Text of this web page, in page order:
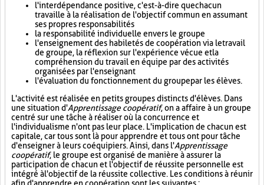
l'interdépendance positive, c'est-à-dire que chacun
travaille à la réalisation de l'objectif commun en assumant
ses propres responsabilités
la responsabilité individuelle envers le groupe
l'enseignement des habiletés de coopération via le travail
de groupe, la réflexion sur l'expérience vécue et la
compréhension du travail en équipe par des activités
organisées par l'enseignant
l'évaluation du fonctionnement du groupe par les élèves.
L'activité est réalisée en petits groupes distincts d'élèves. Dans
une situation d'Apprentissage coopératif, on a affaire à un groupe
centré sur une tâche à réaliser où la concurrence et
l'individualisme n'ont pas leur place. L'implication de chacun est
capitale, car tous sont là pour apprendre et tous ont pour tâche
d'enseigner à leurs coéquipiers. Ainsi, dans l'Apprentissage
coopératif, le groupe est organisé de manière à assurer la
participation de chacun et l'objectif de réussite personnelle est
intégré à l'objectif de la réussite collective. Les conditions à réunir